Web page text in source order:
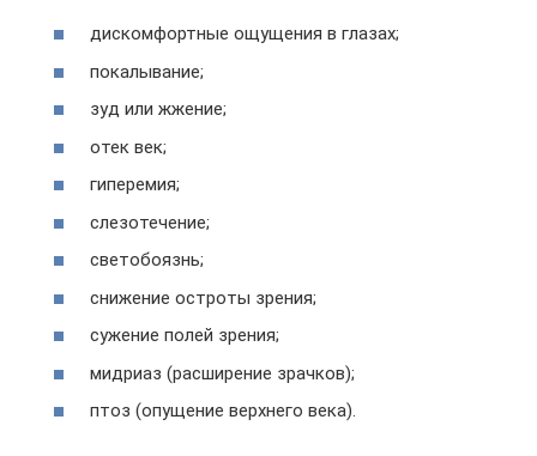
дискомфортные ощущения в глазах;
покалывание;
зуд или жжение;
отек век;
гиперемия;
слезотечение;
светобоязнь;
снижение остроты зрения;
сужение полей зрения;
мидриаз (расширение зрачков);
птоз (опущение верхнего века).